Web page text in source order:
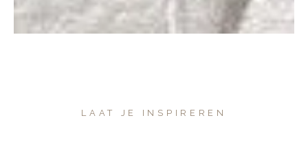
LAAT JE INSPIREREN